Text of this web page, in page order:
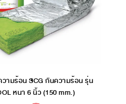
ามร้อน SCG กันความร้อน รุ่น
หนา 6 นิ้ว (150 mm.)